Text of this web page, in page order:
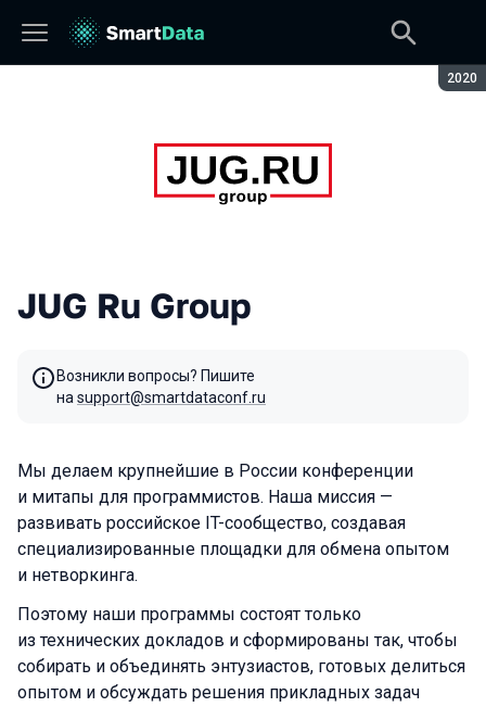
2020
JUG Ru Group
Возникли вопросы? Пишите
наsupport@smartdataconf.ru
Мы делаем крупнейшие в России конференции
и митапы для программистов. Наша миссия —
развивать российское IT-сообщество, создавая
специализированные площадки для обмена опытом
и нетворкинга.
Поэтому наши программы состоят только
из технических докладов и сформированы так, чтобы
собирать и объединять энтузиастов, готовых делиться
опытом и обсуждать решения прикладных задач